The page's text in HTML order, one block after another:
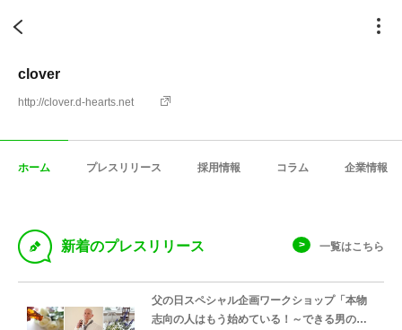
clover
http://clover.d-hearts.net
ホーム プレスリリース 採用情報 コラム 企業情報
D 新着のプレスリリース 一覧はこちら
父の日スペシャル企画ワークショップ「本物
志向の人はもう始めている！～できる男のビ